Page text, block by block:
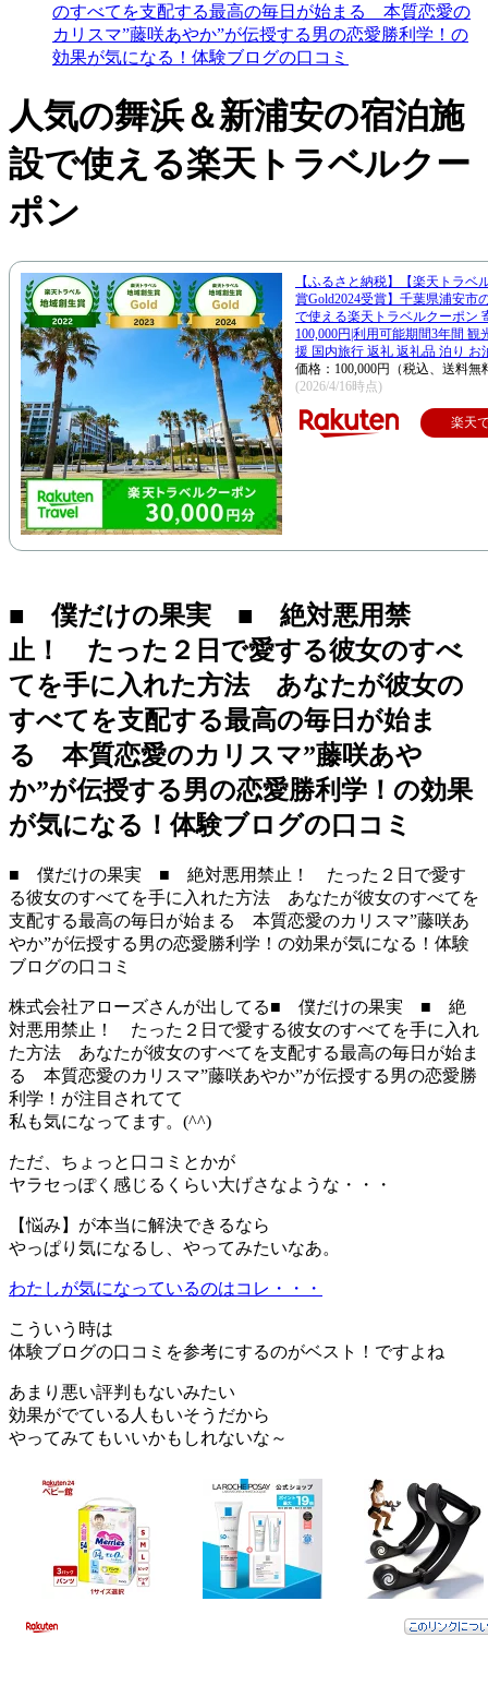
のすべてを支配する最高の毎日が始まる 本質恋愛の
カリスマ”藤咲あやか”が伝授する男の恋愛勝利学！の
効果が気になる！体験ブログの口コミ
人気の舞浜＆新浦安の宿泊施
設で使える楽天トラベルクー
ポン
【ふるさと納税】【楽天トラベ
賞Gold2024受賞】千葉県浦安市
で使える楽天トラベルクーポン
100,000円|利用可能期間3年間 観
援 国内旅行 返礼 返礼品 泊り お
価格：100,000円（税込、送料無
(2026/4/16時点)
楽天
■ 僕だけの果実 ■ 絶対悪用禁
止！ たった２日で愛する彼女のすべ
てを手に入れた方法 あなたが彼女の
すべてを支配する最高の毎日が始ま
る 本質恋愛のカリスマ”藤咲あや
か”が伝授する男の恋愛勝利学！の効果
が気になる！体験ブログの口コミ
■ 僕だけの果実 ■ 絶対悪用禁止！ たった２日で愛す
る彼女のすべてを手に入れた方法 あなたが彼女のすべてを
支配する最高の毎日が始まる 本質恋愛のカリスマ”藤咲あ
やか”が伝授する男の恋愛勝利学！の効果が気になる！体験
ブログの口コミ
株式会社アローズさんが出してる■ 僕だけの果実 ■ 絶
対悪用禁止！ たった２日で愛する彼女のすべてを手に入れ
た方法 あなたが彼女のすべてを支配する最高の毎日が始ま
る 本質恋愛のカリスマ”藤咲あやか”が伝授する男の恋愛勝
利学！が注目されてて
私も気になってます。(^^)ゞ
ただ、ちょっと口コミとかが
ヤラセっぽく感じるくらい大げさなような・・・
【悩み】が本当に解決できるなら
やっぱり気になるし、やってみたいなあ。
わたしが気になっているのはコレ・・・
こういう時は
体験ブログの口コミを参考にするのがベスト！ですよね
あまり悪い評判もないみたい
効果がでている人もいそうだから
やってみてもいいかもしれないな～